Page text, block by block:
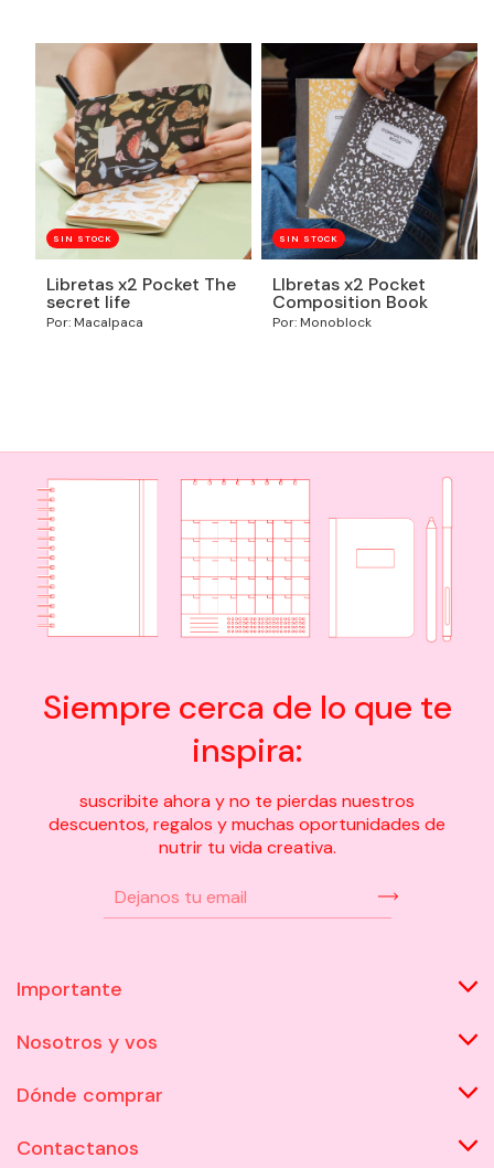
SIN STOCK
Libretas x2 Pocket The
secret life
Por: Macalpaca
SIN STOCK
LIbretas x2 Pocket
Composition Book
Por: Monoblock
Siempre cerca de lo que te
inspira:
suscribite ahora y no te pierdas nuestros
descuentos, regalos y muchas oportunidades de
nutrir tu vida creativa.
Importante
Nosotros y vos
Dónde comprar
Contactanos